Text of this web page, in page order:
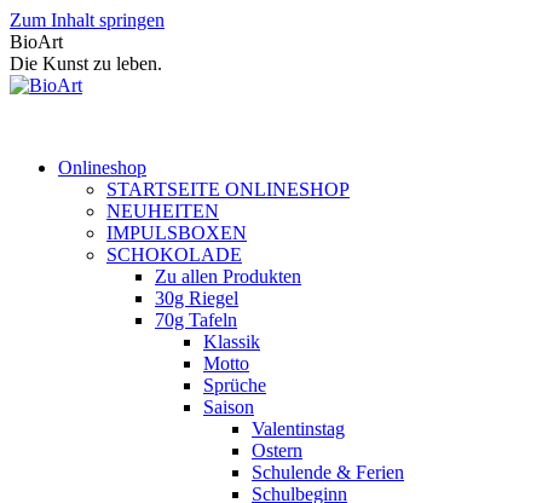
Zum Inhalt springen
BioArt
Die Kunst zu leben.
Onlineshop
STARTSEITE ONLINESHOP
NEUHEITEN
IMPULSBOXEN
SCHOKOLADE
Zu allen Produkten
30g Riegel
70g Tafeln
Klassik
Motto
Sprüche
Saison
Valentinstag
Ostern
Schulende & Ferien
Schulbeginn